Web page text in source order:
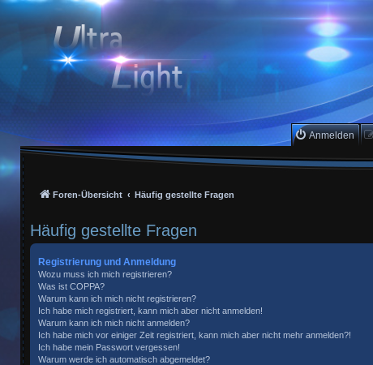
Anmelden
Foren-Übersicht Häufig gestellte Fragen
Häufig gestellte Fragen
Registrierung und Anmeldung
Wozu muss ich mich registrieren?
Was ist COPPA?
Warum kann ich mich nicht registrieren?
Ich habe mich registriert, kann mich aber nicht anmelden!
Warum kann ich mich nicht anmelden?
Ich habe mich vor einiger Zeit registriert, kann mich aber nicht mehr anmelden?!
Ich habe mein Passwort vergessen!
Warum werde ich automatisch abgemeldet?